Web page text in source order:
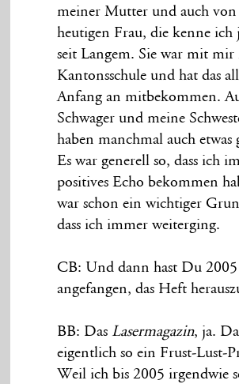
meiner Mutter und auch
heutigen Frau, die kenne ich
seit Langem. Sie war mit mir
Kantonsschule und hat das
Anfang an mitbekommen.
Schwager und meine
haben manchmal auch etwas
Es war generell so, dass ich
positives Echo bekommen
war schon ein wichtiger
dass ich immer weiterging.
CB: Und dann hast Du 2005
angefangen, das Heft
BB: Das Lasermagazin, ja.
eigentlich so ein Frust-Lust-
Weil ich bis 2005 irgendwie